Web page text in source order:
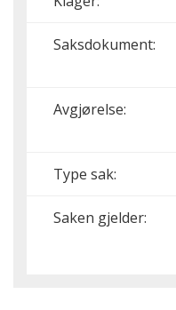
Saksdokument:
Avgjørelse:
Type sak:
Saken gjelder: